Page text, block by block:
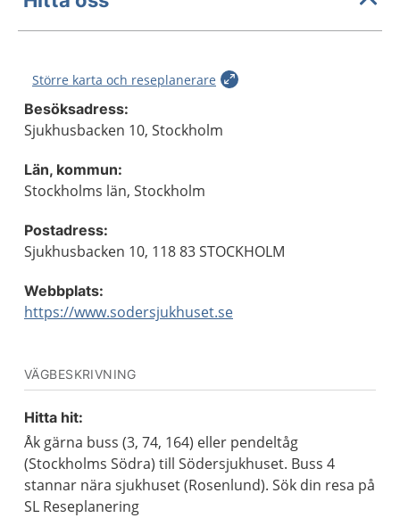
Större karta och reseplanerare
Besöksadress:
Sjukhusbacken 10, Stockholm
Län, kommun:
Stockholms län, Stockholm
Postadress:
Sjukhusbacken 10, 118 83 STOCKHOLM
Webbplats:
https://www.sodersjukhuset.se
VÄGBESKRIVNING
Hitta hit:
Åk gärna buss (3, 74, 164) eller pendeltåg
(Stockholms Södra) till Södersjukhuset. Buss 4
stannar nära sjukhuset (Rosenlund). Sök din resa på
SL Reseplanering